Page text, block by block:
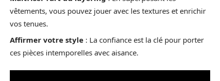
vêtements, vous pouvez jouer avec les textures et enrichir
vos tenues.
Affirmer votre style : La confiance est la clé pour porter
ces pièces intemporelles avec aisance.